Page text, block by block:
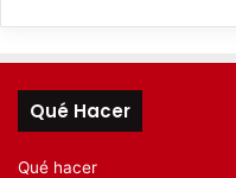
Qué Hacer
Qué hacer